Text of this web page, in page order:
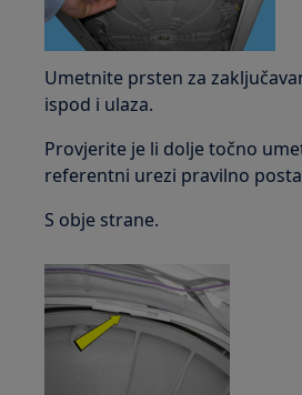
Umetnite prsten za
ispod i ulaza.
Provjerite je li dolje točno
referentni urezi pravilno
S obje strane.